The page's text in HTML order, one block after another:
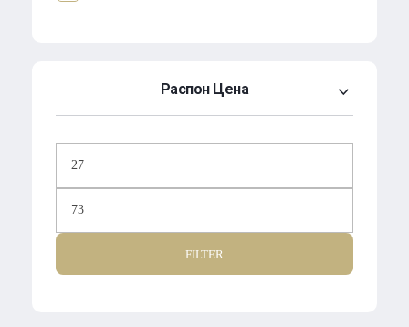
Распон Цена
FILTER